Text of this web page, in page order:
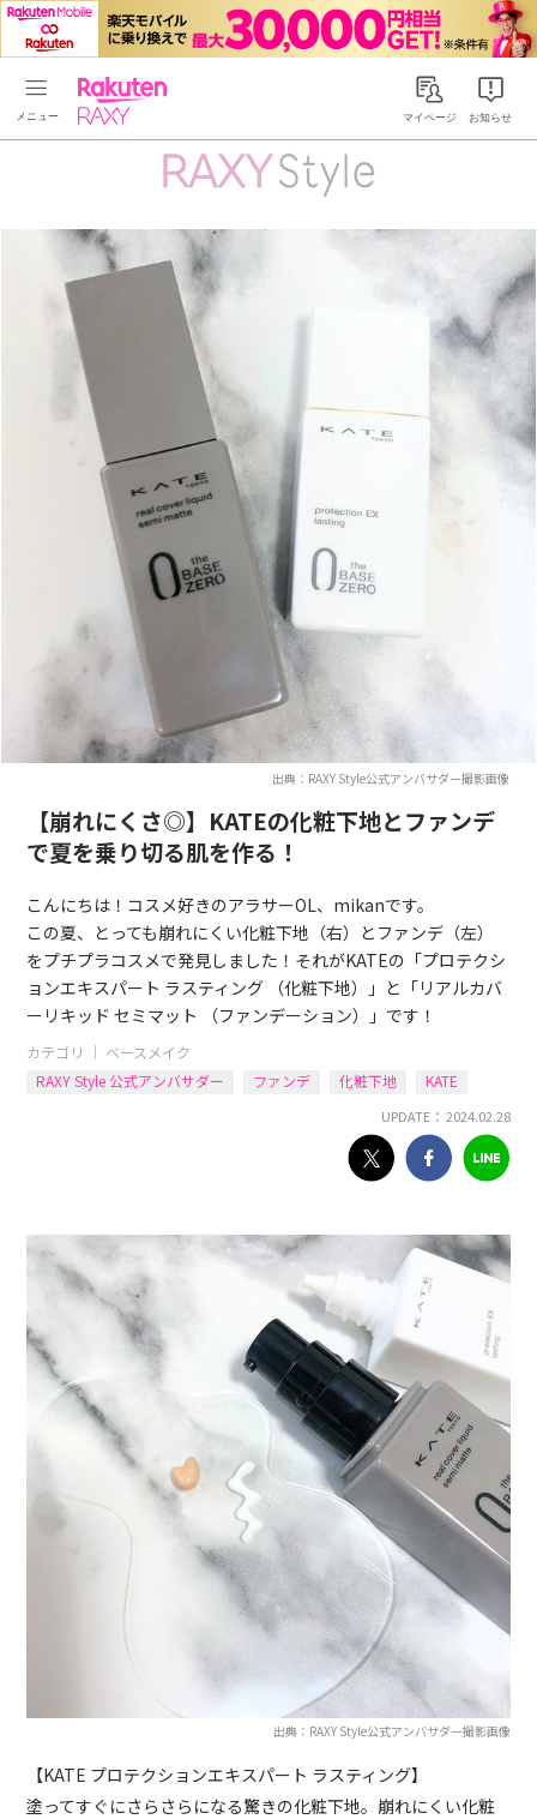
Rakuten RAXYマイページ お知らせ
出典：RAXY Style公式アンバサダー撮影画像
【崩れにくさ◎】KATEの化粧下地とファンデ
で夏を乗り切る肌を作る！
こんにちは！コスメ好きのアラサーOL、mikanです。
この夏、とっても崩れにくい化粧下地（右）とファンデ（左）
をプチプラコスメで発見しました！それがKATEの「プロテクシ
ョンエキスパート ラスティング （化粧下地）」と「リアルカバ
ーリキッド セミマット （ファンデーション）」です！
カテゴリ ｜ ベースメイク
RAXY Style 公式アンバサダー
ファンデ 化粧下地 KATE
UPDATE： 2024.02.28
出典：RAXY Style公式アンバサダー撮影画像
【KATE プロテクションエキスパート ラスティング】
塗ってすぐにさらさらになる驚きの化粧下地。崩れにくい化粧